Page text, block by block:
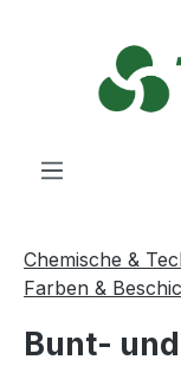
Chemische &
Farben &
Bunt-